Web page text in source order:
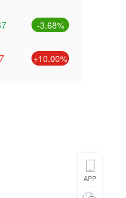
-3.68%
+10.00%
APP